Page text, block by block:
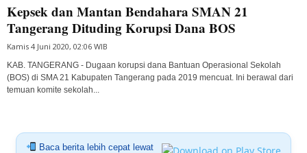
Kepsek dan Mantan Bendahara SMAN 21
Tangerang Dituding Korupsi Dana BOS
Kamis 4 Juni 2020, 02:06 WIB
KAB. TANGERANG - Dugaan korupsi dana Bantuan Operasional Sekolah
(BOS) di SMA 21 Kabupaten Tangerang pada 2019 mencuat. Ini berawal dari
temuan komite sekolah...
Baca berita lebih cepat lewat